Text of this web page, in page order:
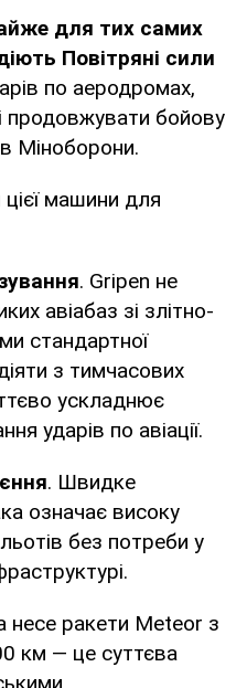
для тих самих
Повітряні сили
по аеродромах,
продовжувати бойову
Міноборони.
машини для
. Gripen не
авіабаз зі злітно-
стандартної
з тимчасових
ускладнює
ударів по авіації.
. Швидке
означає високу
без потреби у
несе ракети Meteor з
км — це суттєва